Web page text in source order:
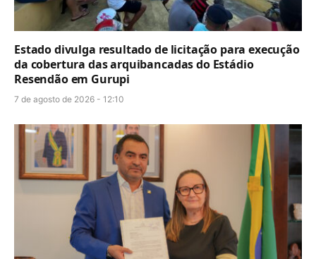
Estado divulga resultado de licitação para execução
da cobertura das arquibancadas do Estádio
Resendão em Gurupi
7 de agosto de 2026 - 12:10